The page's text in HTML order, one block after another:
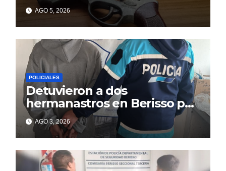
AGO 5, 2026
POLICIALES
Detuvieron a dos
hermanastros en Berisso por
matar a puñaladas a un
tatuador
AGO 3, 2026